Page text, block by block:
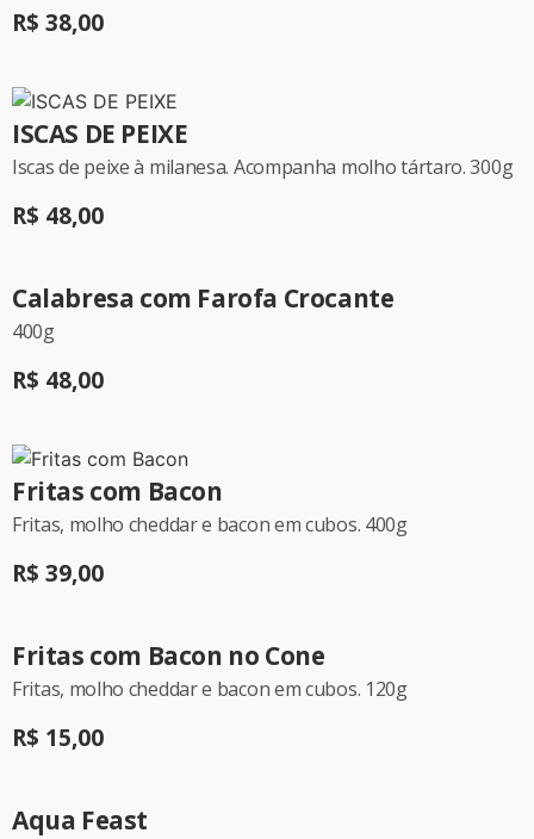
R$ 38,00
ISCAS DE PEIXE
Iscas de peixe à milanesa. Acompanha molho tártaro. 300g
R$ 48,00
Calabresa com Farofa Crocante
400g
R$ 48,00
Fritas com Bacon
Fritas, molho cheddar e bacon em cubos. 400g
R$ 39,00
Fritas com Bacon no Cone
Fritas, molho cheddar e bacon em cubos. 120g
R$ 15,00
Aqua Feast